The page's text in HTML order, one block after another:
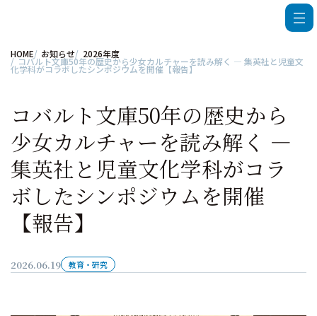
HOME お知らせ 2026年度
コバルト文庫50年の歴史から少女カルチャーを読み解く ― 集英社と児童文
化学科がコラボしたシンポジウムを開催【報告】
コバルト文庫50年の歴史から
少女カルチャーを読み解く ―
集英社と児童文化学科がコラ
ボしたシンポジウムを開催
【報告】
2026.06.19 教育・研究